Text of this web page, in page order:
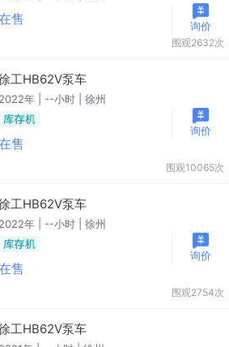
售
围观2632次
询价
工HB62V泵车
2022年 | --小时 | 徐州
售
围观10065次
询价
工HB62V泵车
2022年 | --小时 | 徐州
售
围观2754次
询价
工HB62V泵车